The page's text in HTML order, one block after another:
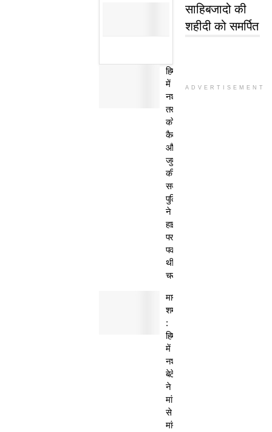
हिमाचल
में
नशा
तस्कर
काे
कैद
और
जुर्माने
की
सजा,
पुलिस
ने
हाईवे
पर
पकड़ी
थी
चरस
मानवता
शर्मसार
:
हिमाचल
में
नशेड़ी
बेटे
ने
मां
से
मांगे
साहिबजादो की
शहीदी को समर्पित
ADVERTISEMENT